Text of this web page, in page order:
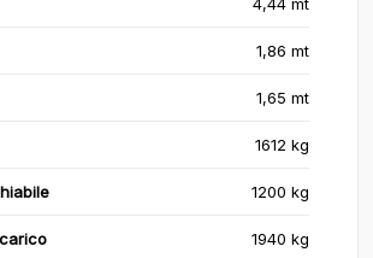
1,86 mt
1,65 mt
1612 kg
1200 kg
1940 kg